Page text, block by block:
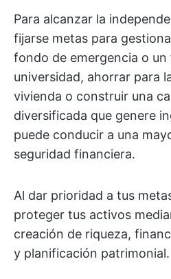
Para alcanzar la
fijarse metas para
fondo de emergencia o un
universidad, ahorrar para
vivienda o construir una
diversificada que genere
puede conducir a una
seguridad financiera.
Al dar prioridad a tus
proteger tus activos
creación de riqueza,
y planificación patrimonial.